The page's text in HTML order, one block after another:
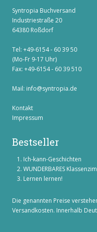
Syntropia Buchversand
Industriestraße 20
64380 Roßdorf
Tel: +49-6154 - 60 39 50
(Mo-Fr 9-17 Uhr)
Fax: +49-6154 - 60 39 510
Mail: info@syntropia.de
Kontakt
Impressum
Bestseller
Ich-kann-Geschichten
WUNDERBARES
Lernen lernen!
Die genannten Preise
Versandkosten. Innerhalb